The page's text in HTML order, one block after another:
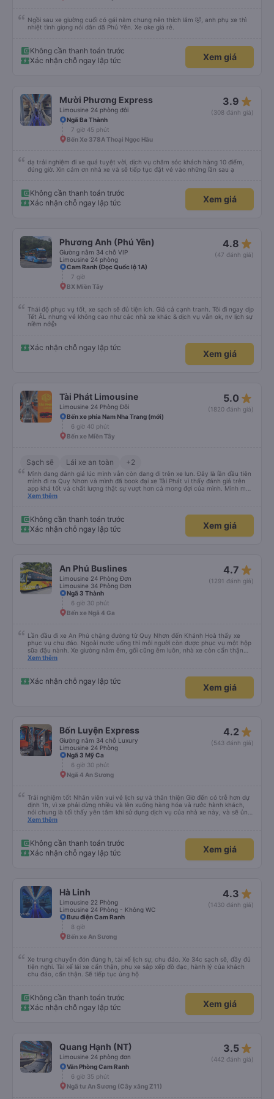
là 2:30 và tôi đang nói về nó. ạn bằng xe bu lông Limousine. Tôi nghĩ tài xế
nếu không có tài xế... Cảm ơn các bạn rất nhiều.
Ngồi sau xe giường cuối có gái nằm chung nên thích lắm 🤣, anh phụ xe thì
nhiệt tình giọng nói dân dã Phú Yên. Xe oke giá rẻ.
Không cần thanh toán trước
Xác nhận chỗ ngay lập tức
Xem giá
Mười Phương Express
Limousine 24 phòng đôi
3.9 star_rate
(308 đánh giá)
Ngã Ba Thành
7 giờ 45 phút
Bến Xe 378A Thoại Ngọc Hầu
dạ trải nghiệm đi xe quá tuyệt vời, dịch vụ chăm sóc khách hàng 10 điểm,
đúng giờ. Xin cảm ơn nhà xe và sẽ tiếp tục đặt vé vào những lần sau ạ
Không cần thanh toán trước
Xác nhận chỗ ngay lập tức
Xem giá
Phương Anh (Phú Yên)
Giường nằm 34 chỗ VIP
Limousine 24 phòng
4.8 star_rate
(47 đánh giá)
Cam Ranh (Dọc Quốc lộ 1A)
7 giờ
BX Miền Tây
Thái độ phục vụ tốt, xe sạch sẽ đủ tiện ích. Giá cả cạnh tranh. Tôi đi ngay dịp
Tết ÂL nhưng vé không cao như các nhà xe khác & dịch vụ vẫn ok, nv lịch sự
niềm nở👍
Xác nhận chỗ ngay lập tức
Xem giá
Tài Phát Limousine
Limousine 24 Phòng Đôi
5.0 star_rate
(1820 đánh giá)
Bến xe phía Nam Nha Trang (mới)
6 giờ 40 phút
Bến xe Miền Tây
Sạch sẽ Lái xe an toàn +2
Mình đang đánh giá lúc mình vẫn còn đang đi trên xe lun. Đây là lần đầu tiên
mình đi ra Quy Nhơn và mình đã book đại xe Tài Phát vì thấy đánh giá trên
app khá tốt và chất lượng thật sự vượt hơn cả mong đợi của mình. Mình mua
giường đôi và vừa đủ cho 2 người. Nhân viên của nhà xe phải nói là siêu nhiệt
trung chuyển và lên xe lớn thì luôn hỗ trợ xách vali giùm tụi mình. Trên xe thì
có cả bánh và sữa miễn phí cho khách còn chuẩn bị cả thuốc say xe, dép,
mền, gối và đặc biệt là có gối ôm. Nchung là phải chấm nhà xe 10 sao mới
Xem thêm
Không cần thanh toán trước
Xác nhận chỗ ngay lập tức
Xem giá
An Phú Buslines
Limousine 24 Phòng Đơn
Limousine 34 Phòng Đơn
4.7 star_rate
(1291 đánh giá)
Ngã 3 Thành
6 giờ 30 phút
Bến xe Ngã 4 Ga
Lần đầu đi xe An Phú chặng đường từ Quy Nhơn đến Khánh Hoà thấy xe
phục vụ chu đáo. Ngoài nước uống thì mỗi người còn được phục vụ một hộp
sữa đậu nành. Xe giường nằm êm, gối cũng êm luôn, nhà xe còn cẩn thận
treo thêm ở mỗi giường một cái giỏ nhỏ để đựng chai nước uống tránh rớt.
ngoài (với số tiền bỏ ra cho tuyến đường như vậy thì thấy rất tốt)
Xem thêm
Xác nhận chỗ ngay lập tức
Xem giá
Bốn Luyện Express
Giường nằm 34 chỗ Luxury
Limousine 24 Phòng
4.2 star_rate
(543 đánh giá)
Ngã 3 Mỹ Ca
6 giờ 30 phút
Ngã 4 An Sương
Trải nghiệm tốt Nhân viên vui vẻ lịch sự và thân thiện Giờ đến có trễ hơn dự
định 1h, vì xe phải dừng nhiều và lên xuống hàng hóa và rước hành khách,
nói chung là tối thấy yên tâm khi sử dụng dịch vụ của nhà xe này, và sẽ ủng
hộ và giới thiệu cho người thân sử dụng dịch vụ của nhà xe này
Xem thêm
Không cần thanh toán trước
Xác nhận chỗ ngay lập tức
Xem giá
Hà Linh
Limousine 22 Phòng
Limousine 24 Phòng - Không WC
4.3 star_rate
(1430 đánh giá)
Bưu điện Cam Ranh
8 giờ
Bến xe An Sương
Xe trung chuyển đón đúng h, tài xế lịch sự, chu đáo. Xe 34c sạch sẽ, đầy đủ
tiện nghi. Tài xế lái xe cẩn thận, phụ xe sắp xếp đồ đạc, hành lý của khách
chu đáo, cẩn thận. Sẽ tiếp tục ủng hộ
Không cần thanh toán trước
Xác nhận chỗ ngay lập tức
Xem giá
Quang Hạnh (NT)
Limousine 24 phòng đơn
3.5 star_rate
(442 đánh giá)
Văn Phòng Cam Ranh
6 giờ 35 phút
Ngã tư An Sương (Cây xăng Z11)